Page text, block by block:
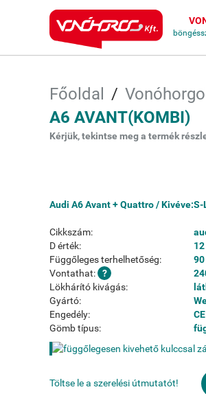
Főoldal
A6 AVANT(KOMBI)
Kérjük, tekintse meg a termék
Audi A6 Avant + Quattro / Kivéve:S-
Cikkszám:
D érték:
Függőleges terhelhetőség:
Vontathat:
Lökhárító kivágás:
Gyártó:
Engedély:
CE
Gömb típus:
Töltse le a szerelési útmutatót!